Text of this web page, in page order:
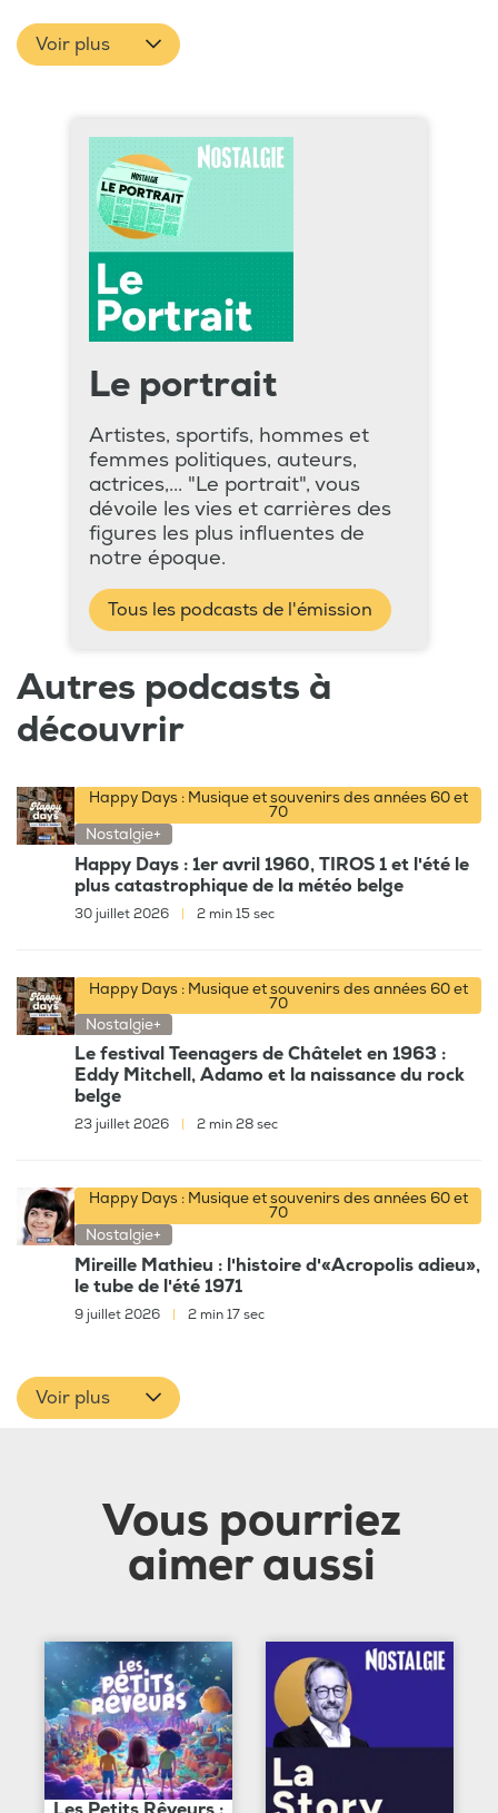
Voir plus
Le portrait
Artistes, sportifs, hommes et
femmes politiques, auteurs,
actrices,... "Le portrait", vous
dévoile les vies et carrières des
figures les plus influentes de
notre époque.
Tous les podcasts de l'émission
Autres podcasts à
découvrir
Happy Days : Musique et souvenirs des années 60 et
70
Nostalgie+
Happy Days : 1er avril 1960, TIROS 1 et l'été le
plus catastrophique de la météo belge
30 juillet 2026 2 min 15 sec
Happy Days : Musique et souvenirs des années 60 et
70
Nostalgie+
Le festival Teenagers de Châtelet en 1963 :
Eddy Mitchell, Adamo et la naissance du rock
belge
23 juillet 2026 2 min 28 sec
Happy Days : Musique et souvenirs des années 60 et
70
Nostalgie+
Mireille Mathieu : l'histoire d'«Acropolis adieu»,
le tube de l'été 1971
9 juillet 2026 2 min 17 sec
Voir plus
Vous pourriez
aimer aussi